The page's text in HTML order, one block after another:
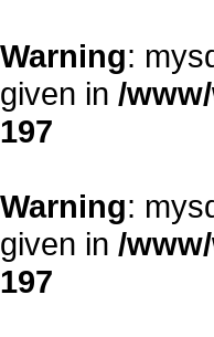
Warning:
given in /
197
Warning:
given in /
197